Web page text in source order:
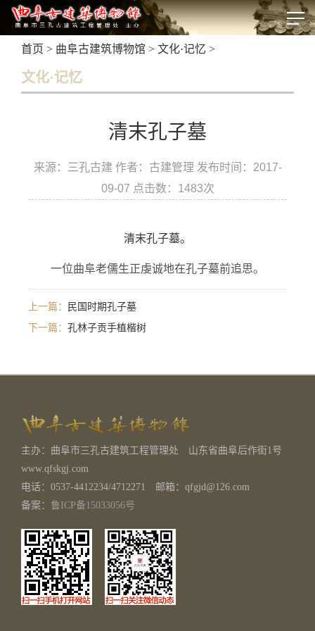
首页 > 曲阜古建筑博物馆 > 文化·记忆 >
文化·记忆
清末孔子墓
来源：三孔古建 作者：古建管理 发布时间：2017-
09-07 点击数： 1483次
清末孔子墓。
一位曲阜老儒生正虔诚地在孔子墓前追思。
上一篇：
民国时期孔子墓
下一篇： 孔林子贡手植楷树
主办：曲阜市三孔古建筑工程管理处 山东省曲阜后作街1号
www.qfskgj.com
电话：0537-4412234/4712271 邮箱：qfgjd@126.com
备案： 鲁ICP备15033056号